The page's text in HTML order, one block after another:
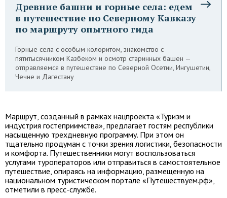
Древние башни и горные села: едем
в путешествие по Северному Кавказу
по маршруту опытного гида
Горные села с особым колоритом, знакомство с
пятитысячником Казбеком и осмотр старинных башен —
отправляемся в путешествие по Северной Осетии, Ингушетии,
Чечне и Дагестану
Маршрут, созданный в рамках нацпроекта «Туризм и
индустрия гостеприимства», предлагает гостям республики
насыщенную трехдневную программу. При этом он
тщательно продуман с точки зрения логистики, безопасности
и комфорта. Путешественники могут воспользоваться
услугами туроператоров или отправиться в самостоятельное
путешествие, опираясь на информацию, размещенную на
национальном туристическом портале «Путешествуем.рф»,
отметили в пресс-службе.